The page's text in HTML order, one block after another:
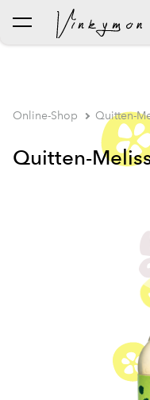
wurde dem Warenkorb
hinzugefügt..
Online-Shop Quitten-
Quitten-